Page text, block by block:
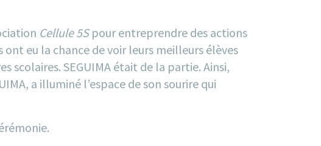
Cellule 5Spour entreprendre des actions
eu la chance de voir leurs meilleurs élèves
scolaires. SEGUIMA était de la partie. Ainsi,
a illuminé l’espace de son sourire qui